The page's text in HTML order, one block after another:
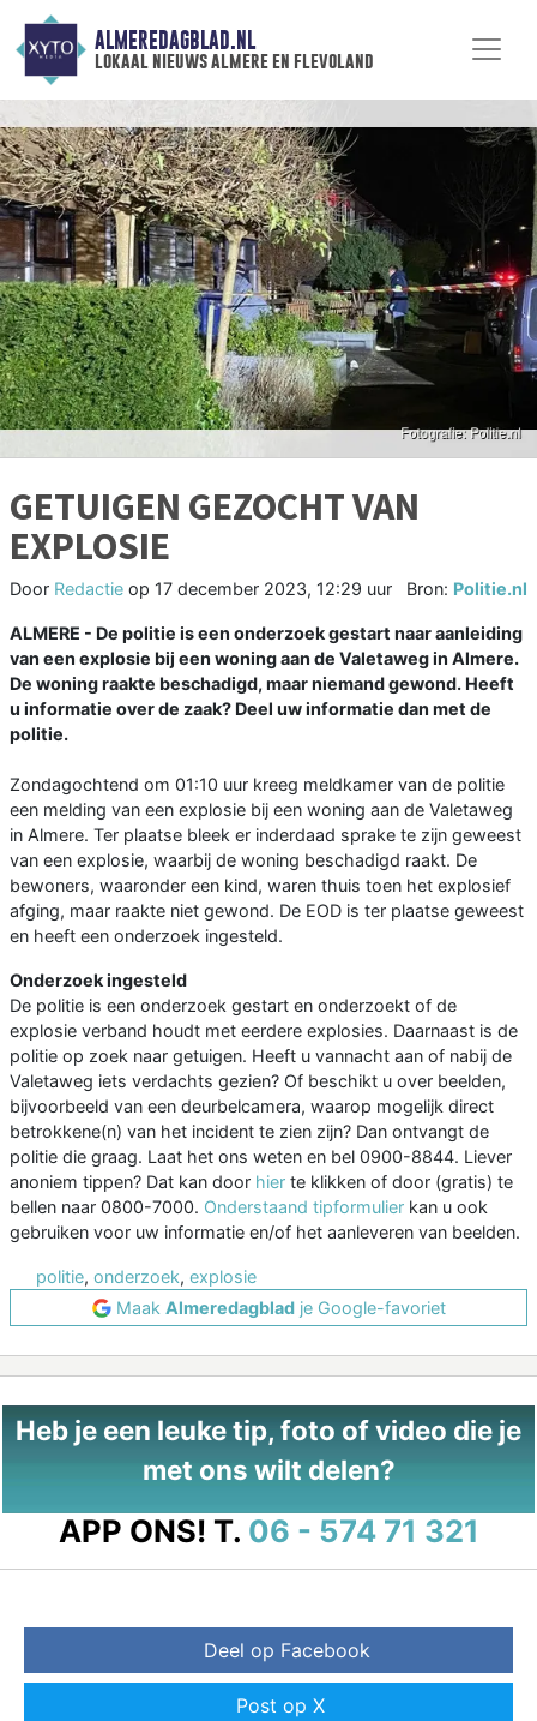
ALMEREDAGBLAD.NL
lokaal nieuws almere en flevoland
GETUIGEN GEZOCHT VAN
EXPLOSIE
Door Redactie op 17 december 2023, 12:29 uur Bron: Politie.nl
ALMERE - De politie is een onderzoek gestart naar aanleiding
van een explosie bij een woning aan de Valetaweg in Almere.
De woning raakte beschadigd, maar niemand gewond. Heeft
u informatie over de zaak? Deel uw informatie dan met de
politie.
Zondagochtend om 01:10 uur kreeg meldkamer van de politie
een melding van een explosie bij een woning aan de Valetaweg
in Almere. Ter plaatse bleek er inderdaad sprake te zijn geweest
van een explosie, waarbij de woning beschadigd raakt. De
bewoners, waaronder een kind, waren thuis toen het explosief
afging, maar raakte niet gewond. De EOD is ter plaatse geweest
en heeft een onderzoek ingesteld.
Onderzoek ingesteld
De politie is een onderzoek gestart en onderzoekt of de
explosie verband houdt met eerdere explosies. Daarnaast is de
politie op zoek naar getuigen. Heeft u vannacht aan of nabij de
Valetaweg iets verdachts gezien? Of beschikt u over beelden,
bijvoorbeeld van een deurbelcamera, waarop mogelijk direct
betrokkene(n) van het incident te zien zijn? Dan ontvangt de
politie die graag. Laat het ons weten en bel 0900-8844. Liever
anoniem tippen? Dat kan door hier te klikken of door (gratis) te
bellen naar 0800-7000. Onderstaand tipformulier kan u ook
gebruiken voor uw informatie en/of het aanleveren van beelden.
politie, onderzoek, explosie
Maak Almeredagbladje Google-favoriet
Heb je een leuke tip, foto of video die je
met ons wilt delen?
APP ONS! T. 06 - 574 71 321
Deel op Facebook
Post op X